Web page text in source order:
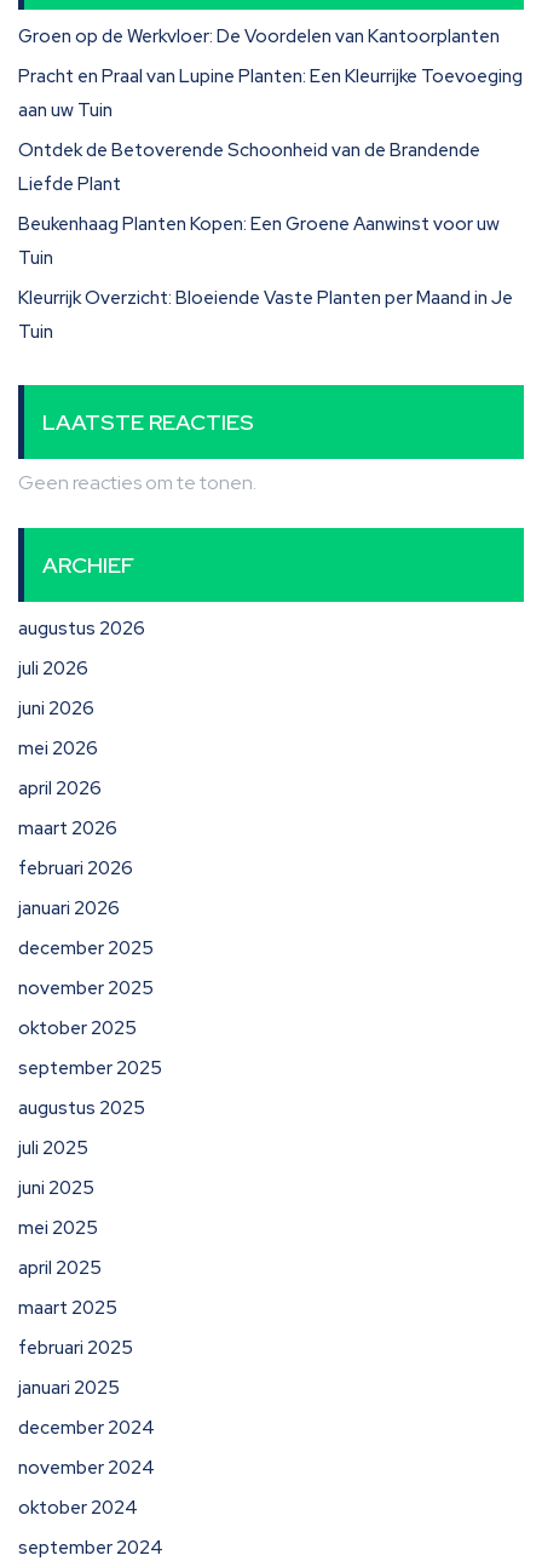
Groen op de Werkvloer: De Voordelen van Kantoorplanten
Pracht en Praal van Lupine Planten: Een Kleurrijke Toevoeging
aan uw Tuin
Ontdek de Betoverende Schoonheid van de Brandende
Liefde Plant
Beukenhaag Planten Kopen: Een Groene Aanwinst voor uw
Tuin
Kleurrijk Overzicht: Bloeiende Vaste Planten per Maand in Je
Tuin
LAATSTE REACTIES
Geen reacties om te tonen.
ARCHIEF
augustus 2026
juli 2026
juni 2026
mei 2026
april 2026
maart 2026
februari 2026
januari 2026
december 2025
november 2025
oktober 2025
september 2025
augustus 2025
juli 2025
juni 2025
mei 2025
april 2025
maart 2025
februari 2025
januari 2025
december 2024
november 2024
oktober 2024
september 2024